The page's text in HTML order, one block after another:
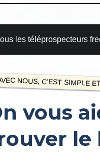
les téléprospecteurs
NOUS, C’EST SIMPLE
vous
le